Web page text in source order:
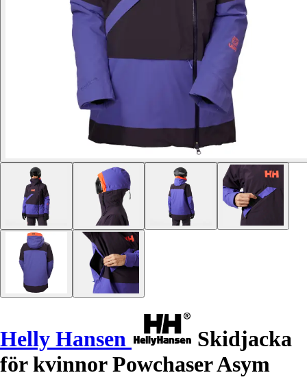
Helly Hansen
Skidjacka
för kvinnor Powchaser Asym